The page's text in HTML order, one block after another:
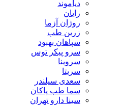
دیاموند
رایان
روژان آزما
زرین طب
سپاهان بهبود
سرو پیکر توس
سروینا
سریتا
سعدی سیلندر
سما طب پاکان
سینا دارو تهران